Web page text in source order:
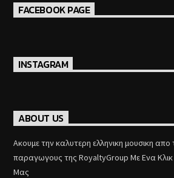
FACEBOOK PAGE
INSTAGRAM
ABOUT US
Aκουμε την καλυτερη ελληνικη μουσικη απο
παραγωγους της RoyaltyGroup Με Ενα
Μας